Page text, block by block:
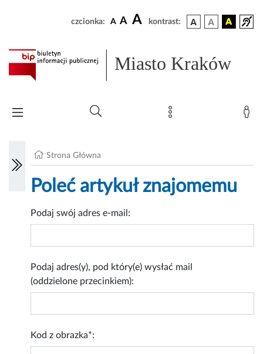
czcionka: A A A kontrast:
Miasto Kraków
Strona Główna
Poleć artykuł znajomemu
Podaj swój adres e-mail:
Podaj adres(y), pod który(e) wysłać mail
(oddzielone przecinkiem):
Kod z obrazka*: